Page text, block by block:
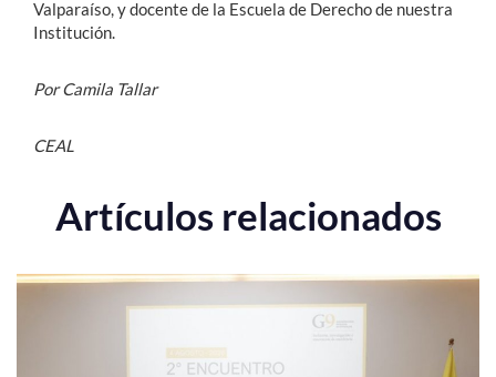
Valparaíso, y docente de la Escuela de Derecho de nuestra
Institución.
Por Camila Tallar
CEAL
Artículos relacionados